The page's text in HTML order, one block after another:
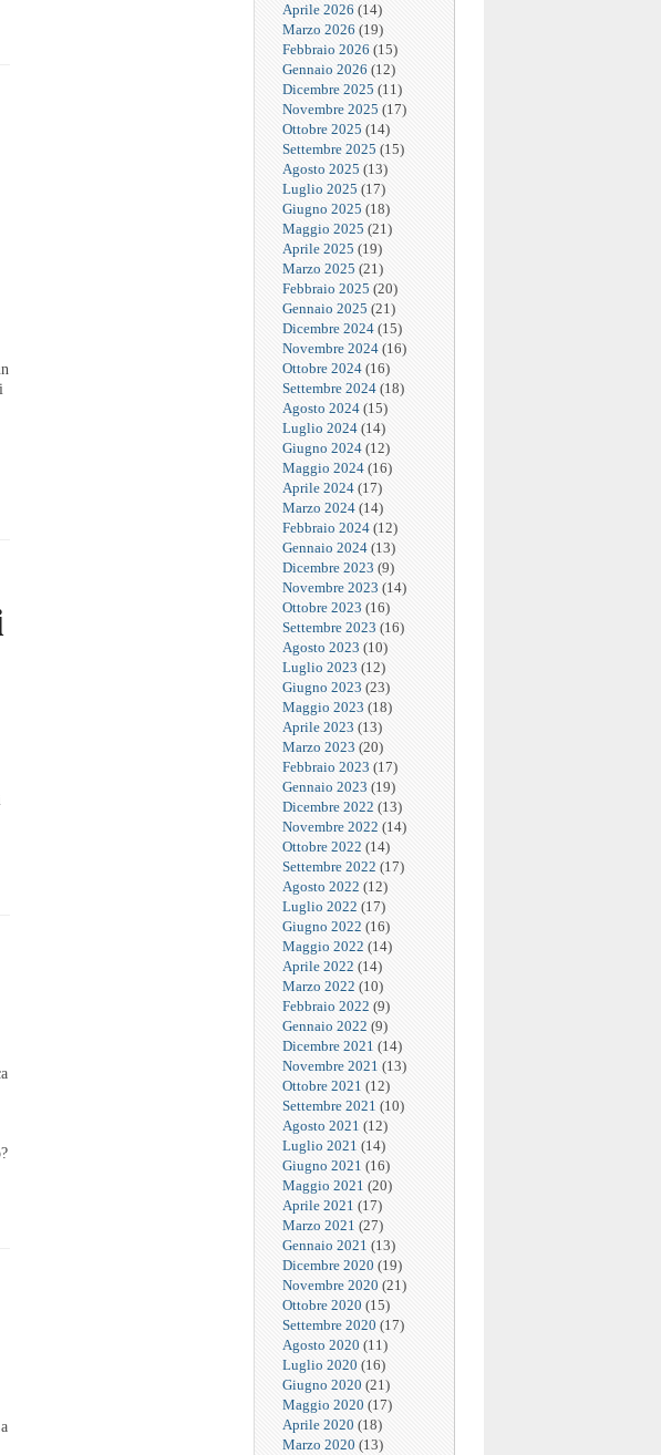
Aprile 2026 (14)
Marzo 2026 (19)
Febbraio 2026 (15)
Gennaio 2026 (12)
Dicembre 2025 (11)
Novembre 2025 (17)
Ottobre 2025 (14)
Settembre 2025 (15)
Agosto 2025 (13)
Luglio 2025 (17)
Giugno 2025 (18)
Maggio 2025 (21)
Aprile 2025 (19)
Marzo 2025 (21)
Febbraio 2025 (20)
Gennaio 2025 (21)
Dicembre 2024 (15)
Novembre 2024 (16)
Ottobre 2024 (16)
Settembre 2024 (18)
Agosto 2024 (15)
Luglio 2024 (14)
Giugno 2024 (12)
Maggio 2024 (16)
Aprile 2024 (17)
Marzo 2024 (14)
Febbraio 2024 (12)
Gennaio 2024 (13)
Dicembre 2023 (9)
Novembre 2023 (14)
Ottobre 2023 (16)
Settembre 2023 (16)
Agosto 2023 (10)
Luglio 2023 (12)
Giugno 2023 (23)
Maggio 2023 (18)
Aprile 2023 (13)
Marzo 2023 (20)
Febbraio 2023 (17)
Gennaio 2023 (19)
Dicembre 2022 (13)
Novembre 2022 (14)
Ottobre 2022 (14)
Settembre 2022 (17)
Agosto 2022 (12)
Luglio 2022 (17)
Giugno 2022 (16)
Maggio 2022 (14)
Aprile 2022 (14)
Marzo 2022 (10)
Febbraio 2022 (9)
Gennaio 2022 (9)
Dicembre 2021 (14)
Novembre 2021 (13)
Ottobre 2021 (12)
Settembre 2021 (10)
Agosto 2021 (12)
Luglio 2021 (14)
Giugno 2021 (16)
Maggio 2021 (20)
Aprile 2021 (17)
Marzo 2021 (27)
Gennaio 2021 (13)
Dicembre 2020 (19)
Novembre 2020 (21)
Ottobre 2020 (15)
Settembre 2020 (17)
Agosto 2020 (11)
Luglio 2020 (16)
Giugno 2020 (21)
Maggio 2020 (17)
Aprile 2020 (18)
Marzo 2020 (13)